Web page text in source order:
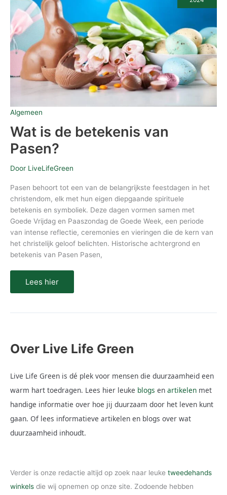
Algemeen
Wat is de betekenis van
Pasen?
Door LiveLifeGreen
Pasen behoort tot een van de belangrijkste feestdagen in het
christendom, elk met hun eigen diepgaande spirituele
betekenis en symboliek. Deze dagen vormen samen met
Goede Vrijdag en Paaszondag de Goede Week, een periode
van intense reflectie, ceremonies en vieringen die de kern van
het christelijk geloof belichten. Historische achtergrond en
betekenis van Pasen Pasen,
van
Pasen?
Lees hier
Over Live Life Green
Live Life Green is dé plek voor mensen die duurzaamheid een
warm hart toedragen. Lees hier leuke blogs en artikelen met
handige informatie over hoe jij duurzaam door het leven kunt
gaan. Of lees informatieve artikelen en blogs over wat
duurzaamheid inhoudt.
Verder is onze redactie altijd op zoek naar leuke tweedehands
winkels die wij opnemen op onze site. Zodoende hebben